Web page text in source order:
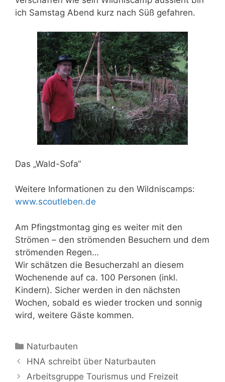
ich Samstag Abend kurz nach Süß gefahren.
Das „Wald-Sofa“
Weitere Informationen zu den Wildniscamps:
www.scoutleben.de
Am Pfingstmontag ging es weiter mit den
Strömen – den strömenden Besuchern und dem
strömenden Regen…
Wir schätzen die Besucherzahl an diesem
Wochenende auf ca. 100 Personen (inkl.
Kindern). Sicher werden in den nächsten
Wochen, sobald es wieder trocken und sonnig
wird, weitere Gäste kommen.
Kategorien
Naturbauten
HNA schreibt über Naturbauten
Arbeitsgruppe Tourismus und Freizeit